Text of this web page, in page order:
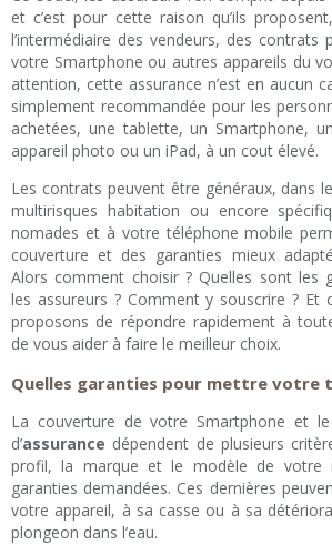
et c’est pour cette raison qu’ils
l’intermédiaire des vendeurs, des contrats
votre Smartphone ou autres appareils du
attention, cette assurance n’est en aucun
simplement recommandée pour les
achetées, une tablette, un Smartphone,
appareil photo ou un iPad, à un cout élevé.
Les contrats peuvent être généraux, dans
multirisques habitation ou encore
nomades et à votre téléphone mobile
couverture et des garanties mieux
Alors comment choisir ? Quelles sont les
les assureurs ? Comment y souscrire ? Et
proposons de répondre rapidement à
de vous aider à faire le meilleur choix.
Quelles garanties pour mettre votre
La couverture de votre Smartphone et
d’assurance dépendent de plusieurs
profil, la marque et le modèle de votre
garanties demandées. Ces dernières
votre appareil, à sa casse ou à sa
plongeon dans l’eau.